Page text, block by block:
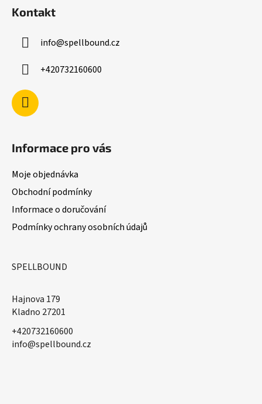
Kontakt
info@spellbound.cz
+420732160600
Informace pro vás
Moje objednávka
Obchodní podmínky
Informace o doručování
Podmínky ochrany osobních údajů
SPELLBOUND
Hajnova 179
Kladno 27201
+420732160600
​info@spellbound.cz